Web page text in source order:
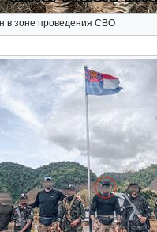
в зоне проведения СВО